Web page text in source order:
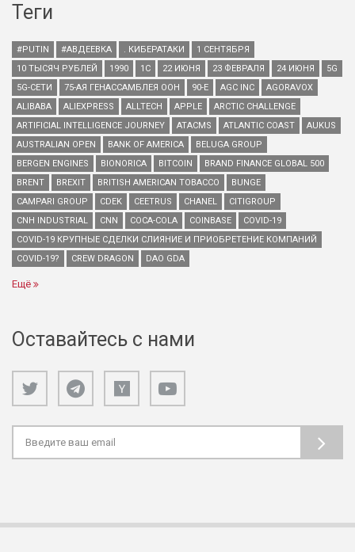
Теги
#PUTIN #АВДЕЕВКА . КИБЕРАТАКИ
1 СЕНТЯБРЯ
10 ТЫСЯЧ РУБЛЕЙ
1990 1С 22 ИЮНЯ 23 ФЕВРАЛЯ 24 ИЮНЯ
5G
5G-СЕТИ
75-АЯ ГЕНАССАМБЛЕЯ ООН 90-Е AGC INC
AGORAVOX
ALIBABA
ALIEXPRESS ALLTECH APPLE
ARCTIC CHALLENGE
ARTIFICIAL INTELLIGENCE JOURNEY
ATACMS ATLANTIC COAST
AUKUS
AUSTRALIAN OPEN
BANK OF AMERICA
BELUGA GROUP
BERGEN ENGINES
BIONORICA BITCOIN
BRAND FINANCE GLOBAL 500
BRENT
BREXIT BRITISH AMERICAN TOBACCO
BUNGE
CAMPARI GROUP
CDEK CEETRUS CHANEL
CITIGROUP
CNH INDUSTRIAL
CNN COCA-COLA COINBASE
COVID-19
COVID-19 КРУПНЫЕ СДЕЛКИ СЛИЯНИЕ И ПРИОБРЕТЕНИЕ КОМПАНИЙ
COVID-19?
CREW DRAGON DAO GDA
Ещё
Оставайтесь с нами